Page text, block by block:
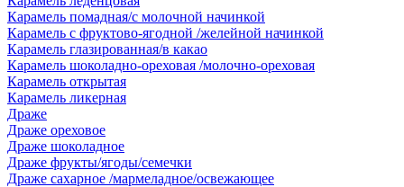
Карамель помадная/с молочной начинкой
Карамель с фруктово-ягодной /желейной начинкой
Карамель глазированная/в какао
Карамель шоколадно-ореховая /молочно-ореховая
Карамель открытая
Карамель ликерная
Драже
Драже ореховое
Драже шоколадное
Драже фрукты/ягоды/семечки
Драже сахарное /мармеладное/освежающее